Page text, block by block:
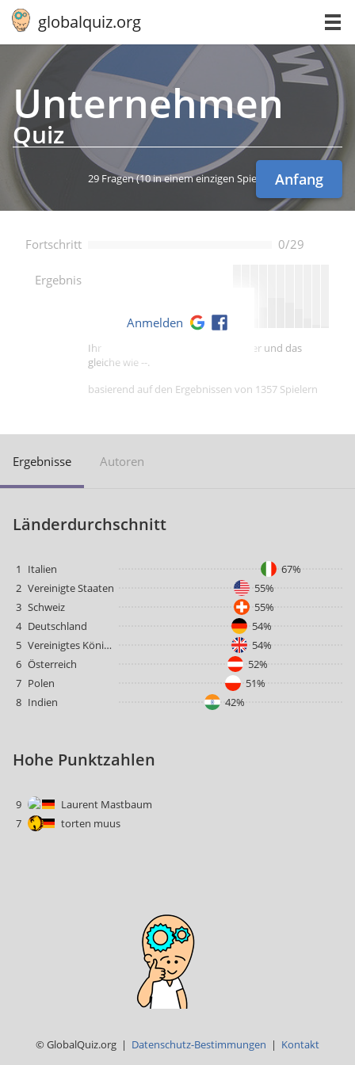
globalquiz.org
Un­ter­neh­men
Quiz
29 Fragen(10 in einem einzigen Spiel) Anfang
Fortschritt 0/29
Ergebnis
Ihre Punktzahl ist besser als -- Spieler und das
gleiche wie --.
basierend auf den Ergebnissen von 1357 Spielern
Anmelden
Ergebnisse Autoren
Länderdurchschnitt
1 Italien
67%
2 Vereinigte Staaten
55%
3 Schweiz
55%
4 Deutschland
54%
5
Vereinigtes Königreich
54%
6 Österreich
52%
7 Polen
51%
8 Indien 42%
Hohe Punktzahlen
9
Laurent Mastbaum
7
torten muus
© GlobalQuiz.org | Datenschutz-Bestimmungen | Kontakt